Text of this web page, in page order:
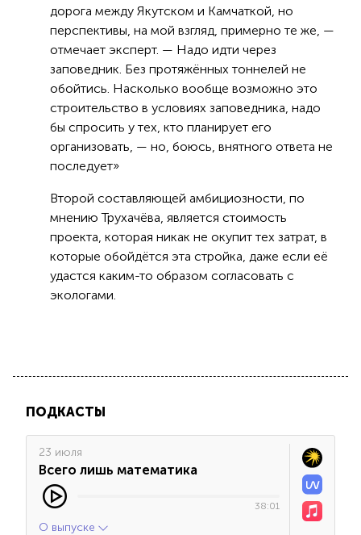
дорога между Якутском и Камчаткой, но
перспективы, на мой взгляд, примерно те же, —
отмечает эксперт. — Надо идти через
заповедник. Без протяжённых тоннелей не
обойтись. Насколько вообще возможно это
строительство в условиях заповедника, надо
бы спросить у тех, кто планирует его
организовать, — но, боюсь, внятного ответа не
последует»
Второй составляющей амбициозности, по
мнению Трухачёва, является стоимость
проекта, которая никак не окупит тех затрат, в
которые обойдётся эта стройка, даже если её
удастся каким-то образом согласовать с
экологами.
ПОДКАСТЫ
23 июля
Всего лишь математика
38:01
О выпуске